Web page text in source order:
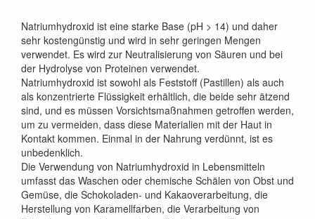
Natriumhydroxid ist eine starke Base (pH > 14) und daher
sehr kostengünstig und wird in sehr geringen Mengen
verwendet. Es wird zur Neutralisierung von Säuren und bei
der Hydrolyse von Proteinen verwendet.
Natriumhydroxid ist sowohl als Feststoff (Pastillen) als auch
als konzentrierte Flüssigkeit erhältlich, die beide sehr ätzend
sind, und es müssen Vorsichtsmaßnahmen getroffen werden,
um zu vermeiden, dass diese Materialien mit der Haut in
Kontakt kommen. Einmal in der Nahrung verdünnt, ist es
unbedenklich.
Die Verwendung von Natriumhydroxid in Lebensmitteln
umfasst das Waschen oder chemische Schälen von Obst und
Gemüse, die Schokoladen- und Kakaoverarbeitung, die
Herstellung von Karamellfarben, die Verarbeitung von